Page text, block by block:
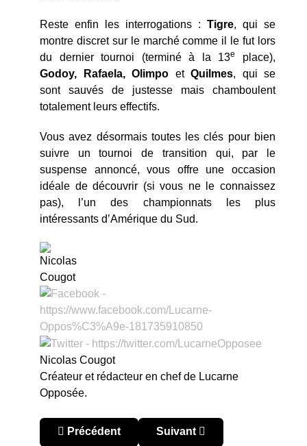
Reste enfin les interrogations : Tigre, qui se
montre discret sur le marché comme il le fut lors
du dernier tournoi (terminé à la 13e
place),
Godoy, Rafaela, Olimpo et Quilmes, qui se
sont sauvés de justesse mais chamboulent
totalement leurs effectifs.
Vous avez désormais toutes les clés pour bien
suivre un tournoi de transition qui, par le
suspense annoncé, vous offre une occasion
idéale de découvrir (si vous ne le connaissez
pas), l’un des championnats les plus
intéressants d’Amérique du Sud.
Nicolas Cougot
Créateur et rédacteur en chef de Lucarne
Opposée.
Article précédent : Argentine : le retour des
Précédent Article suivant : Argentine :
Suivant